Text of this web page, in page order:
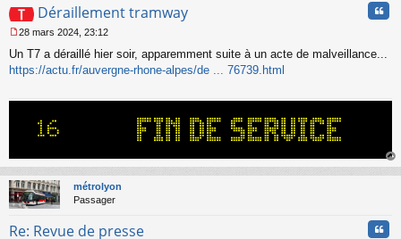
Déraillement tramway
e
s
n
l
u
28 mars 2024, 23:12
Un T7 a déraillé hier soir, apparemment suite à un acte de malveillance...
https://actu.fr/auvergne-rhone-alpes/de ... 76739.html
au
métrolyon
Passager
Re: Revue de presse